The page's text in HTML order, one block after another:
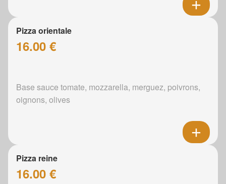
Pizza orientale
16.00 €
Base sauce tomate, mozzarella, merguez, poivrons,
oignons, olives
Pizza reine
16.00 €